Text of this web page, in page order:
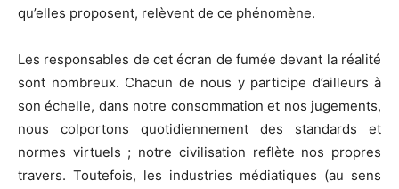
qu’elles proposent, relèvent de ce phénomène.
Les responsables de cet écran de fumée devant la réalité
sont nombreux. Chacun de nous y participe d’ailleurs à
son échelle, dans notre consommation et nos jugements,
nous colportons quotidiennement des standards et
normes virtuels ; notre civilisation reflète nos propres
travers. Toutefois, les industries médiatiques (au sens